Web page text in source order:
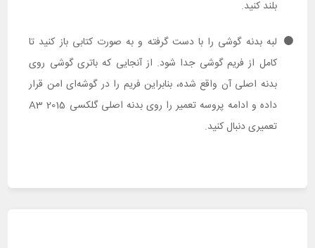
بلند کنید.
لبه بدنه گوشی را با دست گرفته و به صورت کتابی باز کنید تا
کامل از فریم گوشی جدا شود. از آنجایی که باتری گوشی روی
بدنه اصلی آن واقع شده، بنابراین فریم را در گوشه‌ای امن قرار
داده و ادامه پروسه تعمیر را روی بدنه اصلی گلکسی A3 2015
تعمیری دنبال کنید.